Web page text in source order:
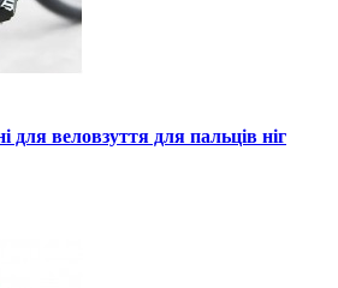
для веловзуття для пальців ніг